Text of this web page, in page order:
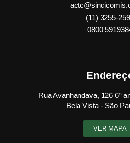
(11) 3255-
0800
Rua Avanhandava, 126 6º
Bela Vista - São
VER MAPA